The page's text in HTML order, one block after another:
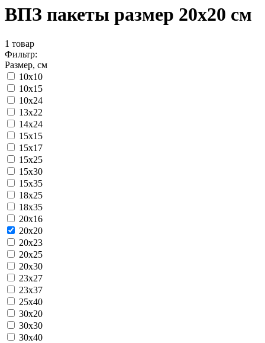
ВПЗ пакеты размер 20x20 см
1 товар
Фильтр:
Размер, см
10x10
10x15
10x24
13x22
14x24
15x15
15x17
15x25
15x30
15x35
18x25
18x35
20x16
20x20
20x23
20x25
20x30
23x27
23x37
25x40
30x20
30x30
30x40